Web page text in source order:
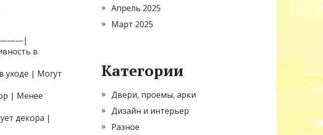
в
уходе | Могут
| Менее
декора |
Апрель 2025
Март 2025
Категории
Двери, проемы, арки
Дизайн и интерьер
Разное